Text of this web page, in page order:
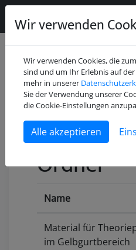
Ordner
Name
Material für
im Gelbgurtbereich
Wir verwenden
Wir verwenden Cookies, die
sind und um Ihr Erlebnis auf
mehr in unserer
Sie der Verwendung unserer
die Cookie-Einstellungen